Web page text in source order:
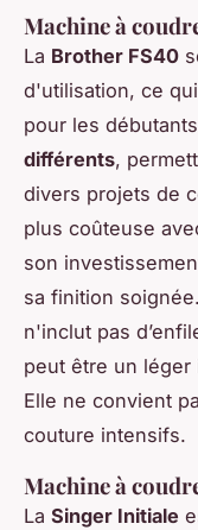
Machine à
La Brother FS40
d'utilisation, ce
pour les
différents,
divers projets de
plus coûteuse
son
sa finition
n'inclut pas
peut être un
Elle ne convient
couture intensifs.
Machine à
La Singer Initiale